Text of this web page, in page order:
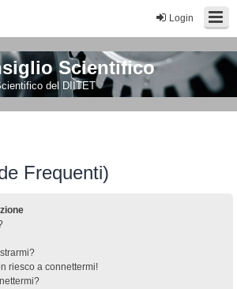
Login
Scientifico
del DIITET
Frequenti)
riesco a connettermi!